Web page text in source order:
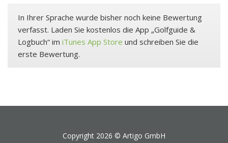
In Ihrer Sprache wurde bisher noch keine Bewertung
verfasst. Laden Sie kostenlos die App „Golfguide &
Logbuch“ im iTunes App Store und schreiben Sie die
erste Bewertung.
Copyright 2026 © Artigo GmbH